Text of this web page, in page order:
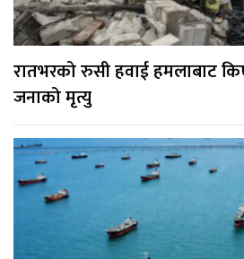
रातभरको रुसी हवाई हमलाबाट
जनाको मृत्यु